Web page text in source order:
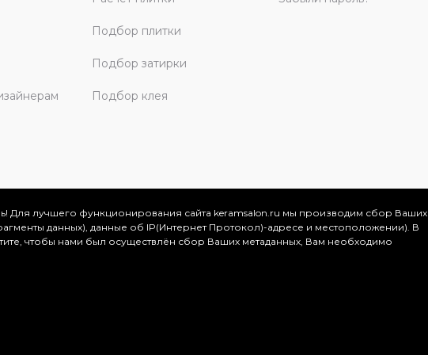
Подбор плитки
Подбор затирки
Подбор клея
и Московской области, 2026
представлена на сайте в ознакомительных целях и ни
определяемой положениями Статьи 437 (2) Гражданского
Для лучшего функционирования сайта keramsalon.ru мы производим сбор Ваших
данных), данные об IP(Интернет Протокол)-адресе и местоположении). В
чтобы нами был осуществлён сбор Ваших метаданных, Вам необходимо